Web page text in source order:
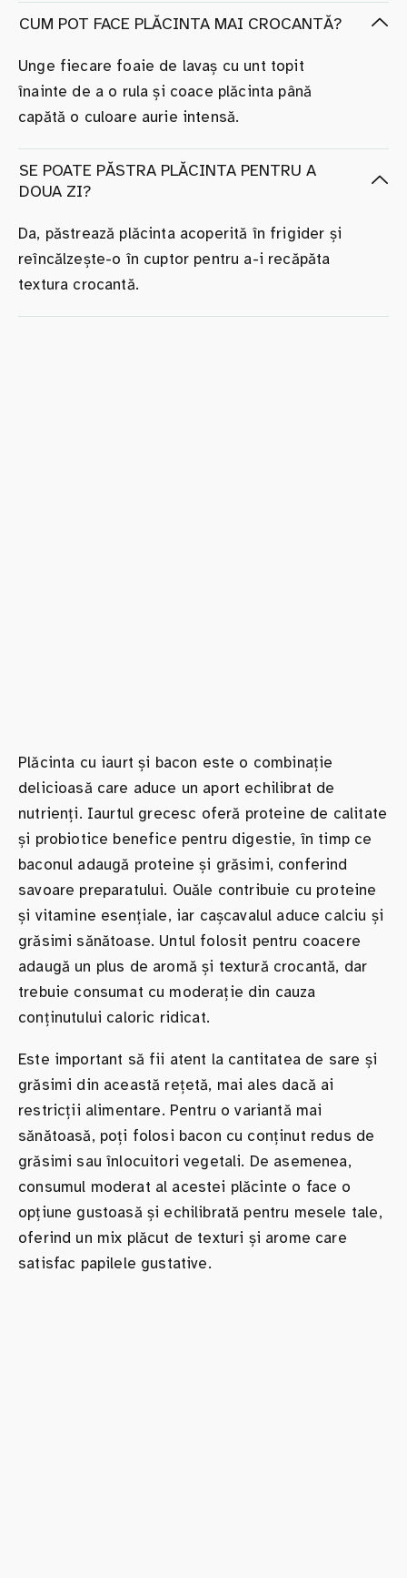
CUM POT FACE PLĂCINTA MAI CROCANTĂ?
Unge fiecare foaie de lavaș cu unt topit
înainte de a o rula și coace plăcinta până
capătă o culoare aurie intensă.
SE POATE PĂSTRA PLĂCINTA PENTRU A
DOUA ZI?
Da, păstrează plăcinta acoperită în frigider și
reîncălzește-o în cuptor pentru a-i recăpăta
textura crocantă.
Plăcinta cu iaurt și bacon este o combinație
delicioasă care aduce un aport echilibrat de
nutrienți. Iaurtul grecesc oferă proteine de calitate
și probiotice benefice pentru digestie, în timp ce
baconul adaugă proteine și grăsimi, conferind
savoare preparatului. Ouăle contribuie cu proteine
și vitamine esențiale, iar cașcavalul aduce calciu și
grăsimi sănătoase. Untul folosit pentru coacere
adaugă un plus de aromă și textură crocantă, dar
trebuie consumat cu moderație din cauza
conținutului caloric ridicat.
Este important să fii atent la cantitatea de sare și
grăsimi din această rețetă, mai ales dacă ai
restricții alimentare. Pentru o variantă mai
sănătoasă, poți folosi bacon cu conținut redus de
grăsimi sau înlocuitori vegetali. De asemenea,
consumul moderat al acestei plăcinte o face o
opțiune gustoasă și echilibrată pentru mesele tale,
oferind un mix plăcut de texturi și arome care
satisfac papilele gustative.